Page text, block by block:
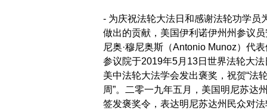
- 为庆祝法轮大法日和感谢法轮功学员
做出的贡献，美国伊利诺伊州州参议员
尼奥·穆尼奥斯（Antonio Munoz）代
参议院于2019年5月13日世界法轮大法
美中法轮大法学会发出褒奖，祝贺“法
周”。二零一九年五月，美国明尼苏达
签发褒奖令，表达明尼苏达州民众对法